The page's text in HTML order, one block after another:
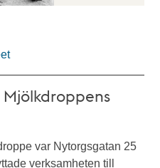
var Nytorgsgatan 25
verksamheten till